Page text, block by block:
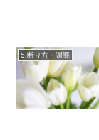
5.断り方・謝罪